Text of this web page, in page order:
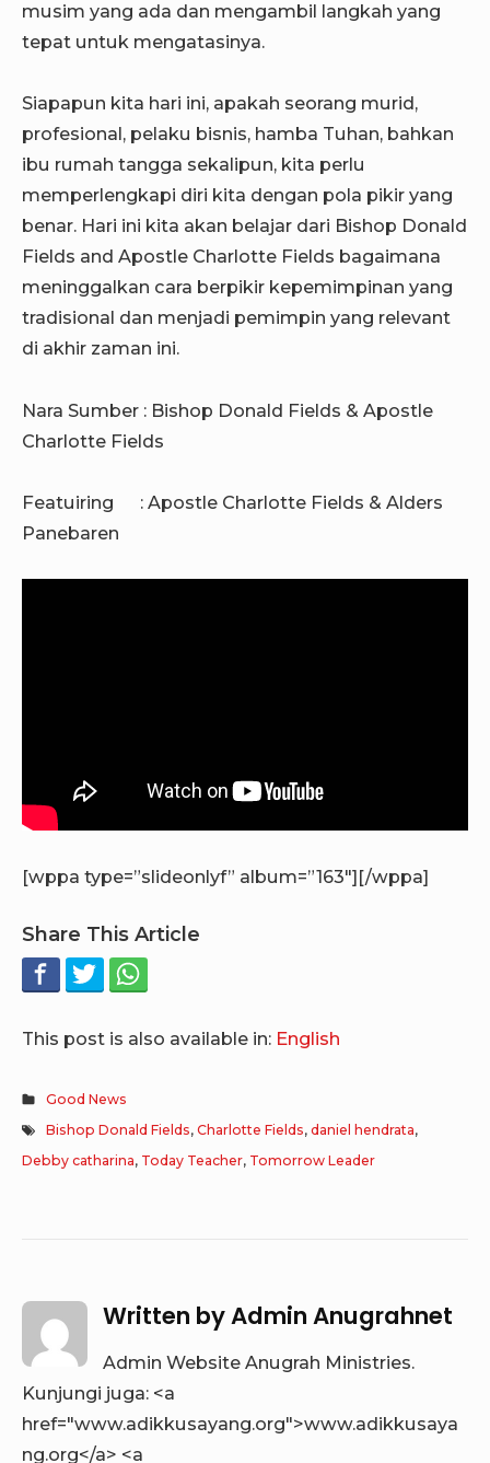
musim yang ada dan mengambil langkah yang
tepat untuk mengatasinya.
Siapapun kita hari ini, apakah seorang murid,
profesional, pelaku bisnis, hamba Tuhan, bahkan
ibu rumah tangga sekalipun, kita perlu
memperlengkapi diri kita dengan pola pikir yang
benar. Hari ini kita akan belajar dari Bishop Donald
Fields and Apostle Charlotte Fields bagaimana
meninggalkan cara berpikir kepemimpinan yang
tradisional dan menjadi pemimpin yang relevant
di akhir zaman ini.
Nara Sumber : Bishop Donald Fields & Apostle
Charlotte Fields
Featuiring : Apostle Charlotte Fields & Alders
Panebaren
[wppa type=”slideonlyf” album=”163″][/wppa]
Share This Article
This post is also available in: English
Good News
Bishop Donald Fields,Charlotte Fields,daniel hendrata,
Debby catharina, Today Teacher, Tomorrow Leader
Written byAdmin Anugrahnet
Admin Website Anugrah Ministries.
Kunjungi juga: <a
href="www.adikkusayang.org">www.adikkusaya
ng.org</a> <a